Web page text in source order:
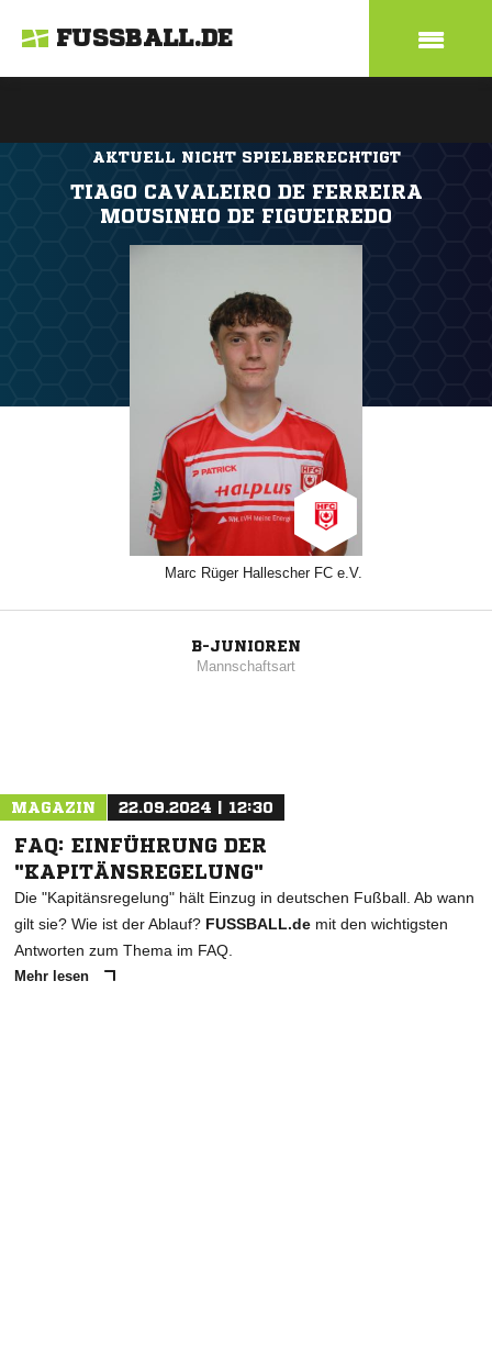
FUSSBALL.DE
AKTUELL NICHT SPIELBERECHTIGT
TIAGO CAVALEIRO DE FERREIRA
MOUSINHO DE FIGUEIREDO
Marc Rüger Hallescher FC e.V.
B-JUNIOREN
Mannschaftsart
MAGAZIN 22.09.2024 | 12:30
FAQ: EINFÜHRUNG DER
"KAPITÄNSREGELUNG"
Die "Kapitänsregelung" hält Einzug in deutschen Fußball. Ab wann
gilt sie? Wie ist der Ablauf? FUSSBALL.de mit den wichtigsten
Antworten zum Thema im FAQ.
Mehr lesen